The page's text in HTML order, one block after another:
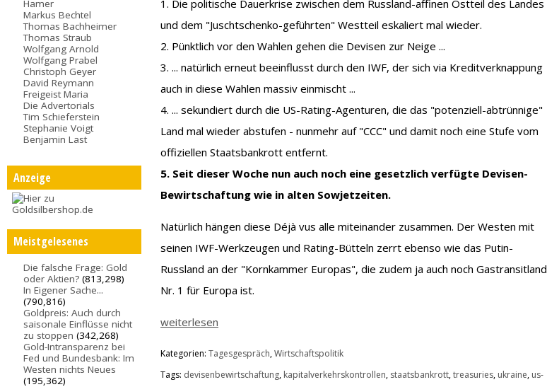
Hamer
Markus Bechtel
Thomas Bachheimer
Thomas Straub
Wolfgang Arnold
Wolfgang Prabel
Christoph Geyer
David Reymann
Freigeist Maria
Die Advertorials
Tim Schieferstein
Stephanie Voigt
Benjamin Last
Anzeige
Meistgelesenes
Die falsche Frage: Gold
oder Aktien? (813,298)
In Eigener Sache...
(790,816)
Goldpreis: Auch durch
saisonale Einflüsse nicht
zu stoppen (342,268)
Gold-Intransparenz bei
Fed und Bundesbank: Im
Westen nichts Neues
(195,362)
1. Die politische Dauerkrise zwischen dem Russland-affinen Ostteil des Landes
und dem "Juschtschenko-geführten" Westteil eskaliert mal wieder.
2. Pünktlich vor den Wahlen gehen die Devisen zur Neige ...
3. ... natürlich erneut beeinflusst durch den IWF, der sich via Kreditverknappung
auch in diese Wahlen massiv einmischt ...
4. ... sekundiert durch die US-Rating-Agenturen, die das "potenziell-abtrünnige"
Land mal wieder abstufen - nunmehr auf "CCC" und damit noch eine Stufe vom
offiziellen Staatsbankrott entfernt.
5. Seit dieser Woche nun auch noch eine gesetzlich verfügte Devisen-
Bewirtschaftung wie in alten Sowjetzeiten.
Natürlich hängen diese Déjà vus alle miteinander zusammen. Der Westen mit
seinen IWF-Werkzeugen und Rating-Bütteln zerrt ebenso wie das Putin-
Russland an der "Kornkammer Europas", die zudem ja auch noch Gastransitland
Nr. 1 für Europa ist.
weiterlesen
Kategorien:Tagesgespräch,Wirtschaftspolitik
Tags: devisenbewirtschaftung, kapitalverkehrskontrollen, staatsbankrott,treasuries, ukraine, us-